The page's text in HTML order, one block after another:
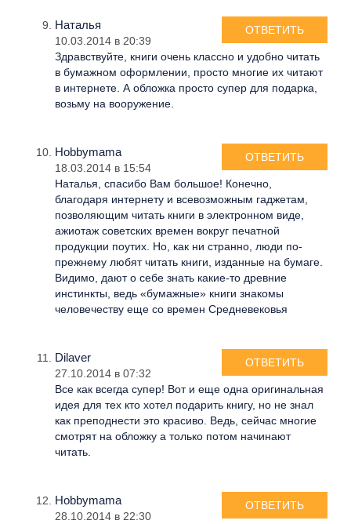
Наталья
10.03.2014 в 20:39
Здравствуйте, книги очень классно и удобно читать
в бумажном оформлении, просто многие их читают
в интернете. А обложка просто супер для подарка,
возьму на вооружение.
ОТВЕТИТЬ
Hobbymama
18.03.2014 в 15:54
Наталья, спасибо Вам большое! Конечно,
благодаря интернету и всевозможным гаджетам,
позволяющим читать книги в электронном виде,
ажиотаж советских времен вокруг печатной
продукции поутих. Но, как ни странно, люди по-
прежнему любят читать книги, изданные на бумаге.
Видимо, дают о себе знать какие-то древние
инстинкты, ведь «бумажные» книги знакомы
человечеству еще со времен Средневековья
ОТВЕТИТЬ
Dilaver
27.10.2014 в 07:32
Все как всегда супер! Вот и еще одна оригинальная
идея для тех кто хотел подарить книгу, но не знал
как преподнести это красиво. Ведь, сейчас многие
смотрят на обложку а только потом начинают
читать.
ОТВЕТИТЬ
Hobbymama
28.10.2014 в 22:30
ОТВЕТИТЬ